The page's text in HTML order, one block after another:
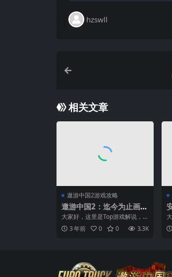
hzswll
相关文章
遨游中国2游戏攻略
遨游中国2：迄今为止画质
最真实的模拟驾驶游戏，
体验中国地图！
大家好，这里是Top游戏解说，
每天更新最新游戏内容，欢迎收
看本期游戏解说，大家都...
3 年前 0 0 3.3K